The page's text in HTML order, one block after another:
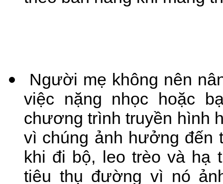
Người mẹ không nên
việc nặng nhọc hoặc
chương trình truyền hình
vì chúng ảnh hưởng đến
khi đi bộ, leo trèo và hạ
tiêu thụ đường vì nó